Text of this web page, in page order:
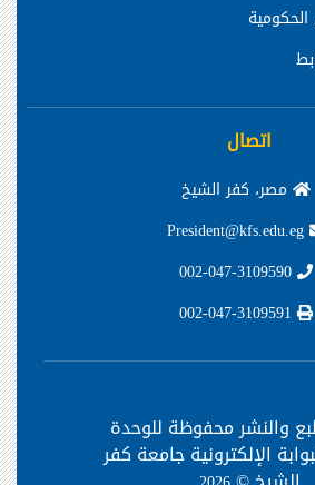
اتصال
مصر، كفر الشيخ
والنشر محفوظة للوحدة
الإلكترونية جامعة كفر